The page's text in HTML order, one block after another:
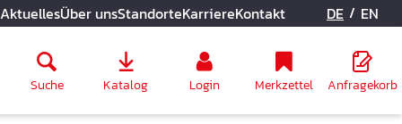
AktuellesÜber unsStandorteKarriereKontakt DE / EN
Suche Katalog Login Merkzettel Anfragekorb